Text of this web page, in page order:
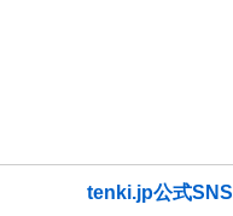
tenki.jp公式SNS